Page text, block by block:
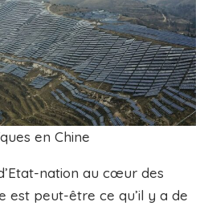
en Chine
nation au cœur des
est peut-être ce qu’il y a de